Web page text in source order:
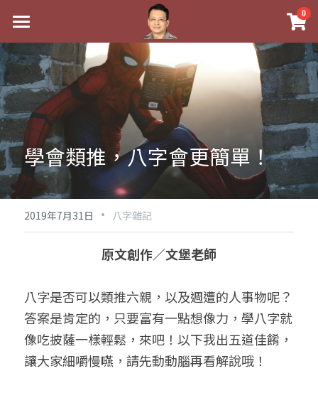
0
最新消息
關於我
實體經營
祖傳命理
手工印鑑
課程介紹
五行八字學
後天派陽宅
Blog
黃金會員專區
人氣最高
站長精選
試閱專區
Podcast聽書
八字視頻
陽宅視頻
八字初階班2
八字進階班
八字完整班
《十神高階實戰錄》完整典藏版
我的著作
科學八字推理1
與我預約
學會類推，八字會更簡單！
2019年7月31日 · 八字雜記
原文創作／文堡老師
八字是否可以類推六親，以及週遭的人事物呢？
答案是肯定的，只要富有一點想像力，學八字就
像吃披薩一樣輕鬆，來吧！以下我出五道佳餚，
讓大家細嚼慢嚥，請先動動腦再看解說哦！
×
商品分類
八字線上完整班
科學八字推理PDF
《十神高階實戰錄》完整典藏版
1美元超值PDF
八字線上批命
小兒命名